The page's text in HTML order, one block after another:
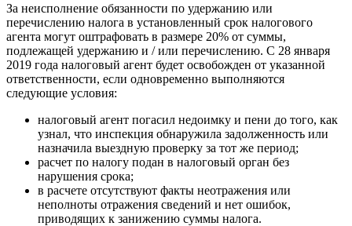
За неисполнение обязанности по удержанию или
перечислению налога в установленный срок налогового
агента могут оштрафовать в размере 20% от суммы,
подлежащей удержанию и / или перечислению. С 28 января
2019 года налоговый агент будет освобожден от указанной
ответственности, если одновременно выполняются
следующие условия:
налоговый агент погасил недоимку и пени до того, как
узнал, что инспекция обнаружила задолженность или
назначила выездную проверку за тот же период;
расчет по налогу подан в налоговый орган без
нарушения срока;
в расчете отсутствуют факты неотражения или
неполноты отражения сведений и нет ошибок,
приводящих к занижению суммы налога.